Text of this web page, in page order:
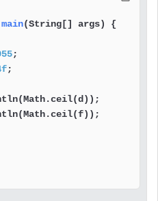
main(String[] args) {
;
;